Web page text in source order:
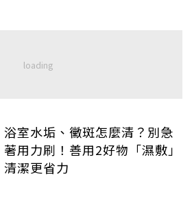
浴室水垢、黴斑怎麼清？別急
著用力刷！善用2好物「濕敷」
清潔更省力